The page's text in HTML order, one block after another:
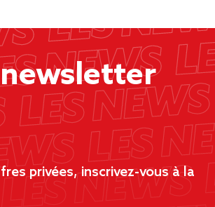
privées, inscrivez-vous à la